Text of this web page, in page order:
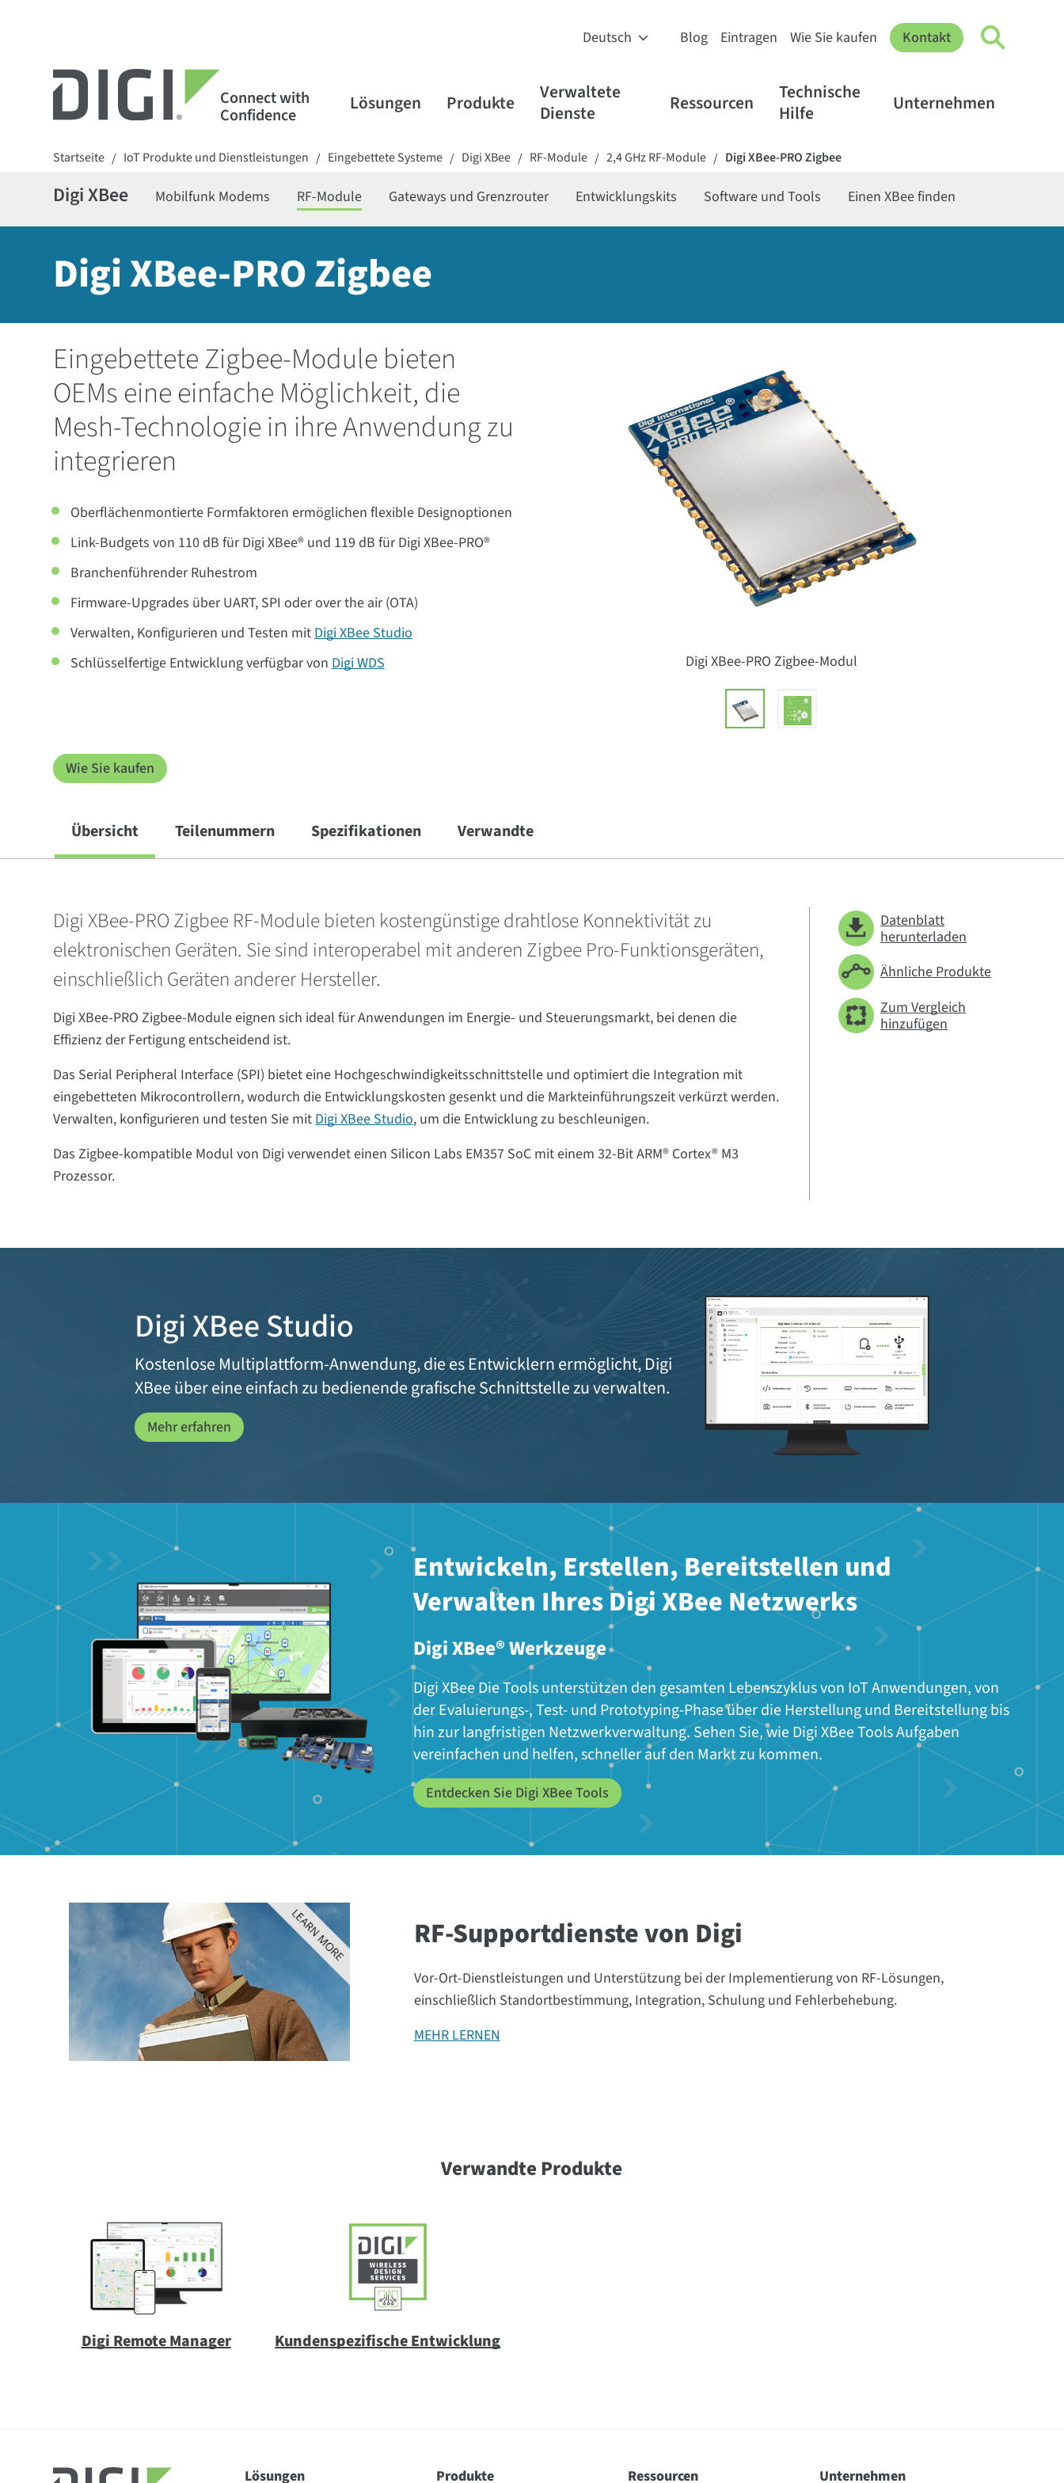
Connect with
Confidence
Blog Eintragen Wie Sie kaufen Kontakt
Lösungen Produkte
Verwaltete
Dienste
Ressourcen
Technische
Hilfe
Unternehmen
Startseite / IoT Produkte und Dienstleistungen / Eingebettete Systeme / Digi XBee / RF-Module / 2,4 GHz RF-Module / Digi XBee-PRO Zigbee
Digi XBee Mobilfunk Modems RF-Module Gateways und Grenzrouter Entwicklungskits Software und Tools Einen XBee finden
Digi XBee-PRO Zigbee
Eingebettete Zigbee-Module bieten
OEMs eine einfache Möglichkeit, die
Mesh-Technologie in ihre Anwendung zu
integrieren
Digi XBee-PRO Zigbee-Modul
Oberflächenmontierte Formfaktoren ermöglichen flexible Designoptionen
Link-Budgets von 110 dB für Digi XBee® und 119 dB für Digi XBee-PRO®
Branchenführender Ruhestrom
Firmware-Upgrades über UART, SPI oder over the air (OTA)
Verwalten, Konfigurieren und Testen mitDigi XBee Studio
Schlüsselfertige Entwicklung verfügbar vonDigi WDS
Wie Sie kaufen
Übersicht Teilenummern Spezifikationen Verwandte
Digi XBee-PRO Zigbee RF-Module bieten kostengünstige drahtlose Konnektivität zu
elektronischen Geräten. Sie sind interoperabel mit anderen Zigbee Pro-Funktionsgeräten,
einschließlich Geräten anderer Hersteller.
Digi XBee-PRO Zigbee-Module eignen sich ideal für Anwendungen im Energie- und Steuerungsmarkt, bei denen die
Effizienz der Fertigung entscheidend ist.
Das Serial Peripheral Interface (SPI) bietet eine Hochgeschwindigkeitsschnittstelle und optimiert die Integration mit
eingebetteten Mikrocontrollern, wodurch die Entwicklungskosten gesenkt und die Markteinführungszeit verkürzt werden.
Verwalten, konfigurieren und testen Sie mitDigi XBee Studio, um die Entwicklung zu beschleunigen.
Das Zigbee-kompatible Modul von Digi verwendet einen Silicon Labs EM357 SoC mit einem 32-Bit ARM® Cortex® M3
Prozessor.
Datenblatt
herunterladen
Ähnliche Produkte
Zum Vergleich
hinzufügen
Digi XBee Studio
Kostenlose Multiplattform-Anwendung, die es Entwicklern ermöglicht, Digi
XBee über eine einfach zu bedienende grafische Schnittstelle zu verwalten.
Mehr erfahren
Entwickeln, Erstellen, Bereitstellen und
Verwalten Ihres Digi XBee Netzwerks
Digi XBee® Werkzeuge
Digi XBee Die Tools unterstützen den gesamten Lebenszyklus von IoT Anwendungen, von
der Evaluierungs-, Test- und Prototyping-Phase über die Herstellung und Bereitstellung bis
hin zur langfristigen Netzwerkverwaltung. Sehen Sie, wie Digi XBee Tools Aufgaben
vereinfachen und helfen, schneller auf den Markt zu kommen.
Entdecken Sie Digi XBee Tools
RF-Supportdienste von Digi
Vor-Ort-Dienstleistungen und Unterstützung bei der Implementierung von RF-Lösungen,
einschließlich Standortbestimmung, Integration, Schulung und Fehlerbehebung.
MEHR LERNEN
Verwandte Produkte
Digi Remote Manager Kundenspezifische Entwicklung
Lösungen
Produkte
Ressourcen
Unternehmen